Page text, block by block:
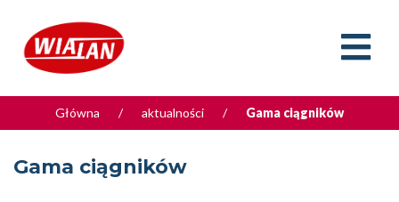
Główna / aktualności / Gama ciągników
Gama ciągników